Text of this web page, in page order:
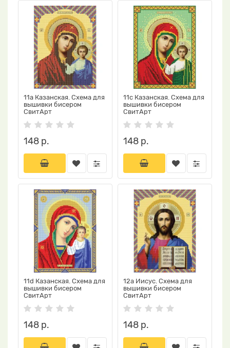
11a Казанская. Схема для
вышивки бисером
СвитАрт
148 р.
11c Казанская. Схема для
вышивки бисером
СвитАрт
148 р.
11d Казанская. Схема для
вышивки бисером
СвитАрт
148 р.
12a Иисус. Схема для
вышивки бисером
СвитАрт
148 р.